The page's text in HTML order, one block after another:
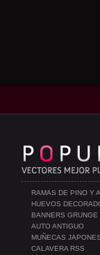
RAMAS DE PINO Y
HUEVOS
BANNERS GRUNGE
AUTO ANTIGUO
MUÑECAS
CALAVERA RSS